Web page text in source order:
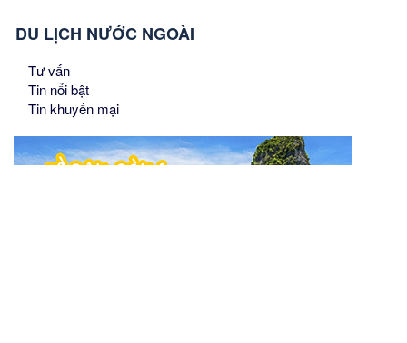
DU LỊCH NƯỚC NGOÀI
Tư vấn
Tin nổi bật
Tin khuyến mại